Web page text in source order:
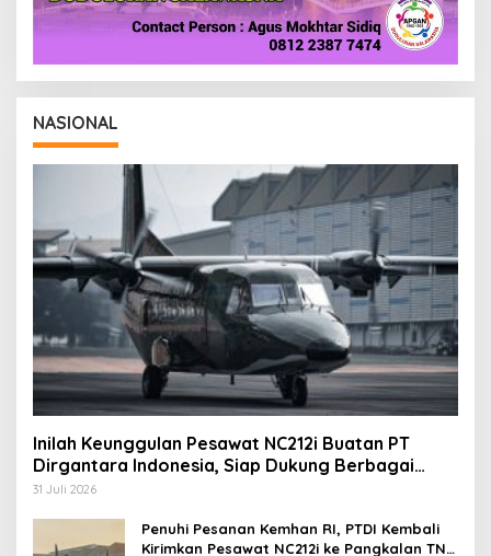
NASIONAL
Inilah Keunggulan Pesawat NC212i Buatan PT
Dirgantara Indonesia, Siap Dukung Berbagai
Operasi TNI
31 Juli 2026
Penuhi Pesanan Kemhan RI, PTDI Kembali
Kirimkan Pesawat NC212i ke Pangkalan TNI